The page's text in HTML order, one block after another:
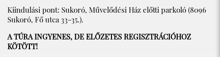
Kiindulási pont: Sukoró, Művelődési Ház előtti parkoló (8096
Sukoró, Fő utca 33-35.).
A TÚRA INGYENES, DE ELŐZETES REGISZTRÁCIÓHOZ
KÖTÖTT!